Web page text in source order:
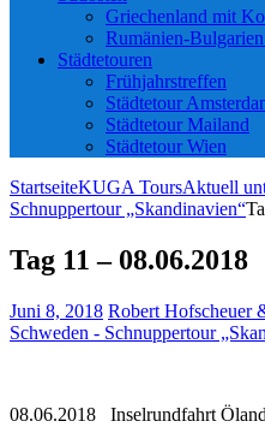
Griechenland mit
Rumänien-
Städtetouren
Frühjahrstreffen
Städtetour
Städtetour Mailand
Städtetour Wien
StartseiteKUGA ToursAktuell
Schnuppertour „Skandinavien“
Tag 11 – 08.06.2018
Juni 8, 2018 Robert Hofscheuer
Schweden - Schnuppertour
08.06.2018 Inselrundfahrt Öland